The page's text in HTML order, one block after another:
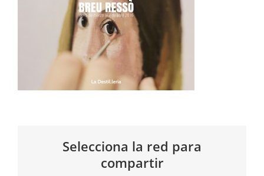
Selecciona la red para
compartir